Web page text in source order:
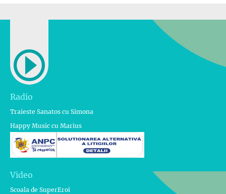
Radio
Traieste Sanatos cu Simona
Happy Music cu Marius
Video
Scoala de SuperEroi